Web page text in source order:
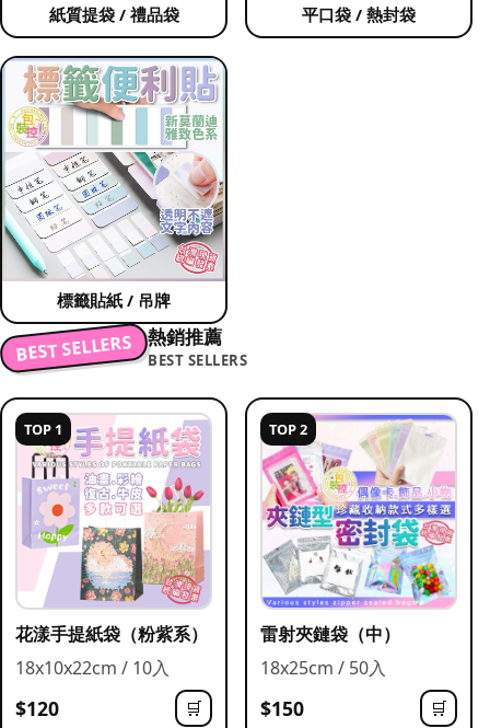
紙質提袋 / 禮品袋 平口袋 / 熱封袋
標籤貼紙 / 吊牌
BEST SELLERS 熱銷推薦
BEST SELLERS
TOP 1
花漾手提紙袋（粉紫系）
18x10x22cm / 10入
$120 🛒
TOP 2
雷射夾鏈袋（中）
18x25cm / 50入
$150 🛒